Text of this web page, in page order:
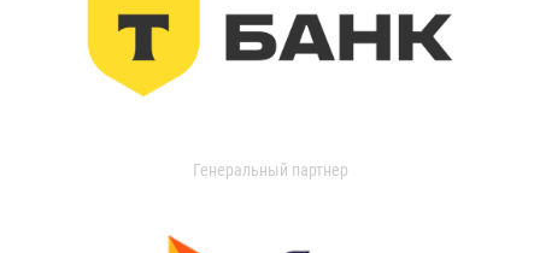
Генеральный партнер